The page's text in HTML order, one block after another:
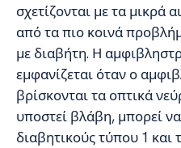
σχετίζονται με τα μικρά
από τα πιο κοινά
με διαβήτη. Η
εμφανίζεται όταν ο
βρίσκονται τα οπτικά
υποστεί βλάβη, μπορεί
διαβητικούς τύπου 1 και